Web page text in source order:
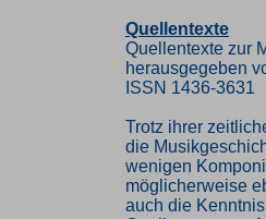
Quellentexte
Quellentexte zur
herausgegeben
ISSN 1436-3631
Trotz ihrer
die
wenigen
möglicherweise
auch die